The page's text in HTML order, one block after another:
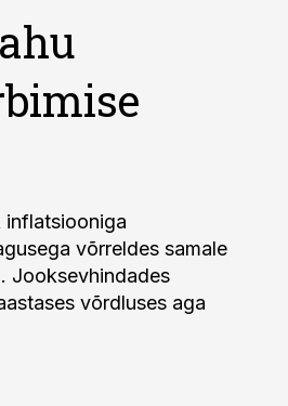
inflatsiooniga
võrreldes samale
Jooksevhindades
võrdluses aga